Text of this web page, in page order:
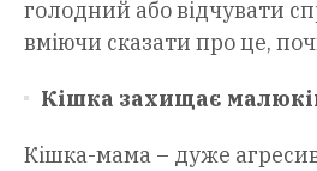
голодний або відчувати
вміючи сказати про це,
Кішка захищає
Кішка-мама – дуже